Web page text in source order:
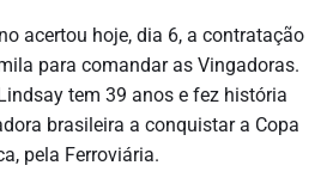
acertou hoje, dia 6, a contratação
para comandar as Vingadoras.
tem 39 anos e fez história
brasileira a conquistar a Copa
pela Ferroviária.